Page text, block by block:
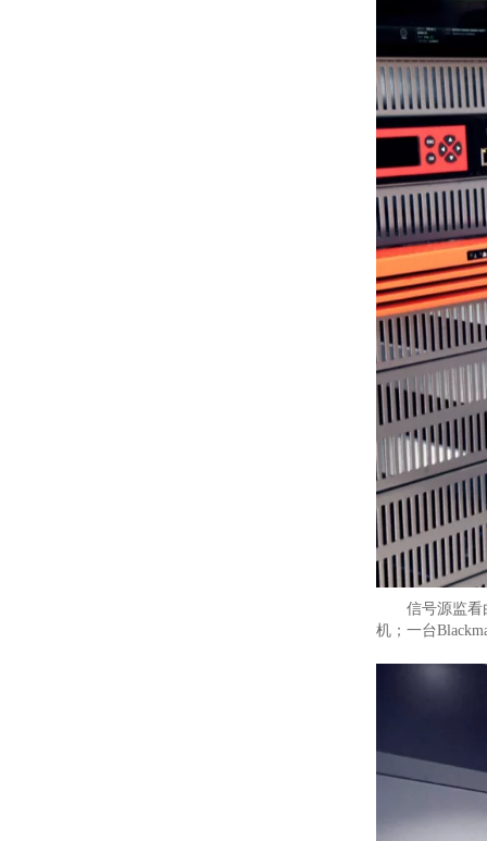
信号源监看
机；一台